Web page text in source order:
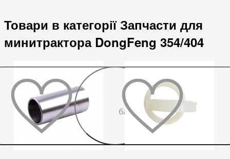
Товари в категорії Запчасти для
минитрактора DongFeng 354/404
бажаного